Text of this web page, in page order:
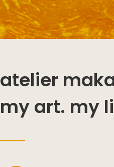
atelier
my art. my